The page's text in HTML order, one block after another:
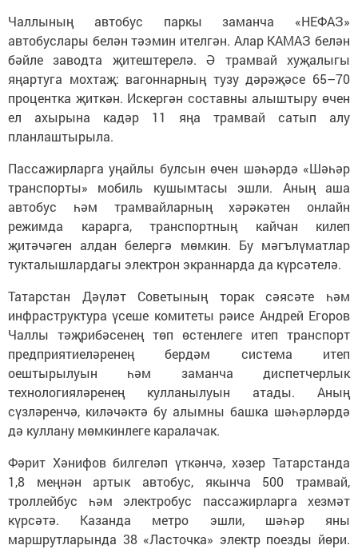
Чаллының автобус паркы заманча «НЕФАЗ»
автобуслары белән тәэмин ителгән. Алар КАМАЗ белән
бәйле заводта җитештерелә. Ә трамвай хуҗалыгы
яңартуга мохтаҗ: вагоннарның тузу дәрәҗәсе 65–70
процентка җиткән. Искергән составны алыштыру өчен
ел ахырына кадәр 11 яңа трамвай сатып алу
планлаштырыла.
Пассажирларга уңайлы булсын өчен шәһәрдә «Шәһәр
транспорты» мобиль кушымтасы эшли. Аның аша
автобус һәм трамвайларның хәрәкәтен онлайн
режимда карарга, транспортның кайчан килеп
җитәчәген алдан белергә мөмкин. Бу мәгълүматлар
тукталышлардагы электрон экраннарда да күрсәтелә.
Татарстан Дәүләт Советының торак сәясәте һәм
инфраструктура үсеше комитеты рәисе Андрей Егоров
Чаллы тәҗрибәсенең төп өстенлеге итеп транспорт
предприятиеләренең бердәм система итеп
оештырылуын һәм заманча диспетчерлык
технологияләренең кулланылуын атады. Аның
сүзләренчә, киләчәктә бу алымны башка шәһәрләрдә
дә куллану мөмкинлеге каралачак.
Фәрит Хәнифов билгеләп үткәнчә, хәзер Татарстанда
1,8 меңнән артык автобус, якынча 500 трамвай,
троллейбус һәм электробус пассажирларга хезмәт
күрсәтә. Казанда метро эшли, шәһәр яны
маршрутларында 38 «Ласточка» электр поезды йөри.